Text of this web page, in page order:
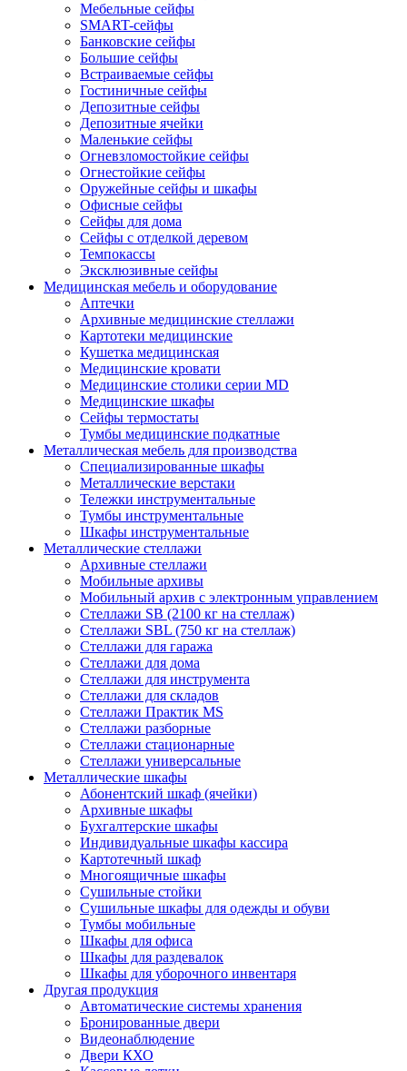
Мебельные сейфы
SMART-сейфы
Банковские сейфы
Большие сейфы
Встраиваемые сейфы
Гостиничные сейфы
Депозитные сейфы
Депозитные ячейки
Маленькие сейфы
Огневзломостойкие сейфы
Огнестойкие сейфы
Оружейные сейфы и шкафы
Офисные сейфы
Сейфы для дома
Сейфы с отделкой деревом
Темпокассы
Эксклюзивные сейфы
Медицинская мебель и оборудование
Аптечки
Архивные медицинские стеллажи
Картотеки медицинские
Кушетка медицинская
Медицинские кровати
Медицинские столики серии MD
Медицинские шкафы
Сейфы термостаты
Тумбы медицинские подкатные
Металлическая мебель для производства
Cпециализированные шкафы
Металлические верстаки
Тележки инструментальные
Тумбы инструментальные
Шкафы инструментальные
Металлические стеллажи
Архивные стеллажи
Мобильные архивы
Мобильный архив с электронным управлением
Стеллажи SB (2100 кг на стеллаж)
Стеллажи SBL (750 кг на стеллаж)
Стеллажи для гаража
Стеллажи для дома
Стеллажи для инструмента
Стеллажи для складов
Стеллажи Практик MS
Стеллажи разборные
Стеллажи стационарные
Стеллажи универсальные
Металлические шкафы
Абонентский шкаф (ячейки)
Архивные шкафы
Бухгалтерские шкафы
Индивидуальные шкафы кассира
Картотечный шкаф
Многоящичные шкафы
Сушильные стойки
Сушильные шкафы для одежды и обуви
Тумбы мобильные
Шкафы для офиса
Шкафы для раздевалок
Шкафы для уборочного инвентаря
Другая продукция
Автоматические системы хранения
Бронированные двери
Видеонаблюдение
Двери КХО